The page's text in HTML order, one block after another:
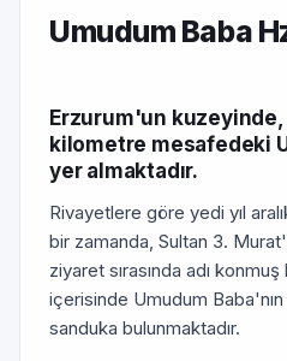
Umudum Baba
Erzurum'un
kilometre mesafedeki
yer almaktadır.
Rivayetlere göre yedi yıl
bir zamanda, Sultan 3.
ziyaret sırasında adı
içerisinde Umudum
sanduka bulunmaktadır.